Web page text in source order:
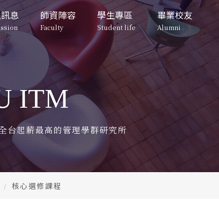
息
招生
Program
生
Program
師資陣容
Faculty
專任教師
Full-Time Professors
退休教師
Retired Faculty
行政人員
Administrative Staff
學生專區
Student life
校園與宿舍環境
Campus and Faciiities
在校生動態
Student Voice
兩岸清華創業實驗室
Tsing Hua
Entrepreneurship Lab
CEO下午茶
畢業校友
Alumni
所友動向
About Alumni
科管人故事
Story about ITM Alumni
系所成員
Faculty
專任教師
Full-Time Professors
退休教師
Retired Faculty
行政人員
Administrative Staff
學生專區
Student life
重要日程
Important Dates
校園與宿舍環境
Campus and Faciiities
在校生動態
Student Voice
兩岸清華創業實驗室
Tsing Hua
畢業校友
Alumni
所友動向
About Alumni
科管人故事
Story about ITM
Alumni
ITM
台起薪最高的管理學群研究所
核心選修課程